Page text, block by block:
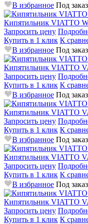
В избранное Под заказ
Кипятильник VIATTO
Запросить цену
Купить в 1 клик К
В избранное Под заказ
Кипятильник VIATTO
Запросить цену
Купить в 1 клик К
В избранное Под заказ
Кипятильник VIATTO
Запросить цену
Купить в 1 клик К
В избранное Под заказ
Кипятильник VIATTO
Запросить цену
Купить в 1 клик К
В избранное Под заказ
Кипятильник VIATTO
Запросить цену
Купить в 1 клик К